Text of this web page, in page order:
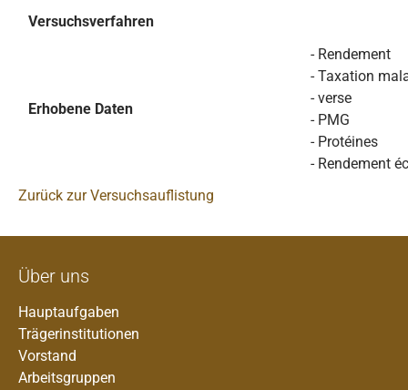
Versuchsverfahren
Erhobene Daten
- Rendement
- Taxation
- verse
- PMG
- Protéines
- Rendement
Zurück zur Versuchsauflistung
Über uns
Hauptaufgaben
Trägerinstitutionen
Vorstand
Arbeitsgruppen